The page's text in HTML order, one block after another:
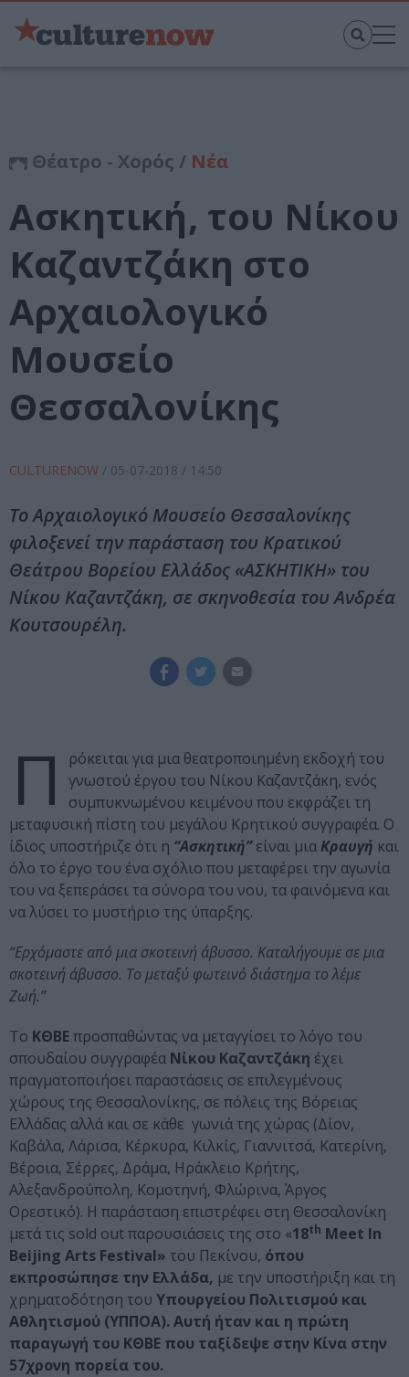
Θέατρο - Χορός / Νέα
Ασκητική, του Νίκου
Καζαντζάκη στο
Αρχαιολογικό
Μουσείο
Θεσσαλονίκης
CULTURENOW / 05-07-2018 / 14:50
Το Αρχαιολογικό Μουσείο Θεσσαλονίκης
φιλοξενεί την παράσταση του Κρατικού
Θεάτρου Βορείου Ελλάδος «ΑΣΚΗΤΙΚΗ» του
Νίκου Καζαντζάκη, σε σκηνοθεσία του Ανδρέα
Κουτσουρέλη.
Π
ρόκειται για μια θεατροποιημένη εκδοχή του
γνωστού έργου του Νίκου Καζαντζάκη, ενός
συμπυκνωμένου κειμένου που εκφράζει τη
μεταφυσική πίστη του μεγάλου Κρητικού συγγραφέα. Ο
ίδιος υποστήριζε ότι η “Ασκητική”είναι μιαΚραυγή και
όλο το έργο του ένα σχόλιο που μεταφέρει την αγωνία
του να ξεπεράσει τα σύνορα του νου, τα φαινόμενα και
να λύσει το μυστήριο της ύπαρξης.
“Ερχόμαστε από μια σκοτεινή άβυσσο. Καταλήγουμε σε μια
σκοτεινή άβυσσο. Το μεταξύ φωτεινό διάστημα το λέμε
Ζωή.”
Το ΚΘΒΕπροσπαθώντας να μεταγγίσει το λόγο του
σπουδαίου συγγραφέα Νίκου Καζαντζάκη έχει
πραγματοποιήσει παραστάσεις σε επιλεγμένους
χώρους της Θεσσαλονίκης, σε πόλεις της Βόρειας
Ελλάδας αλλά και σε κάθε γωνιά της χώρας (Δίον,
Καβάλα, Λάρισα, Κέρκυρα, Κιλκίς, Γιαννιτσά, Κατερίνη,
Βέροια, Σέρρες, Δράμα, Ηράκλειο Κρήτης,
Αλεξανδρούπολη, Κομοτηνή, Φλώρινα, Άργος
Ορεστικό). Η παράσταση επιστρέφει στη Θεσσαλονίκη
μετά τις sold out παρουσιάσεις της στο «18th Meet In
Beijing Arts Festival» του Πεκίνου, όπου
εκπροσώπησε την Ελλάδα, με την υποστήριξη και τη
χρηματοδότηση του Υπουργείου Πολιτισμού και
Αθλητισμού (ΥΠΠΟΑ). Αυτή ήταν και η πρώτη
παραγωγή του ΚΘΒΕ που ταξίδεψε στην Κίνα στην
57χρονη πορεία του.